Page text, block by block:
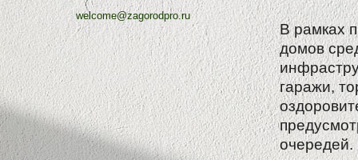
welcome@zagorodpro.ru
В рамках
домов
гаражи,
очередей.